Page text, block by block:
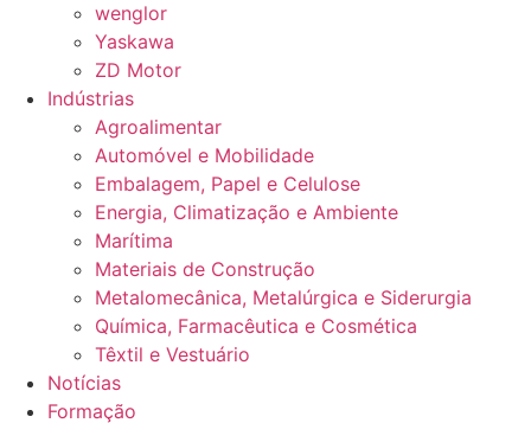
wenglor
Yaskawa
ZD Motor
Indústrias
Agroalimentar
Automóvel e Mobilidade
Embalagem, Papel e Celulose
Energia, Climatização e Ambiente
Marítima
Materiais de Construção
Metalomecânica, Metalúrgica e Siderurgia
Química, Farmacêutica e Cosmética
Têxtil e Vestuário
Notícias
Formação